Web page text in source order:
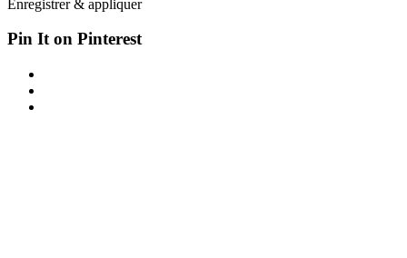
Enregistrer & appliquer
Pin It on Pinterest